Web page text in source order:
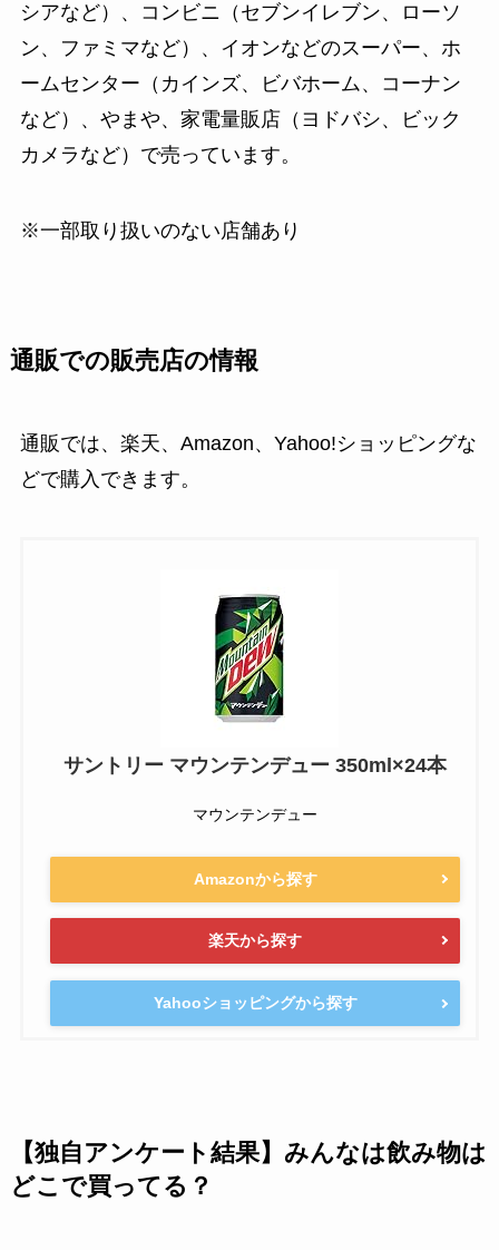
シアなど）、コンビニ（セブンイレブン、ローソ
ン、ファミマなど）、イオンなどのスーパー、ホ
ームセンター（カインズ、ビバホーム、コーナン
など）、やまや、家電量販店（ヨドバシ、ビック
カメラなど）で売っています。
※一部取り扱いのない店舗あり
通販での販売店の情報
通販では、楽天、Amazon、Yahoo!ショッピングな
どで購入できます。
サントリー マウンテンデュー 350ml×24本
マウンテンデュー
Amazonから探す
楽天から探す
Yahooショッピングから探す
【独自アンケート結果】みんなは飲み物は
どこで買ってる？